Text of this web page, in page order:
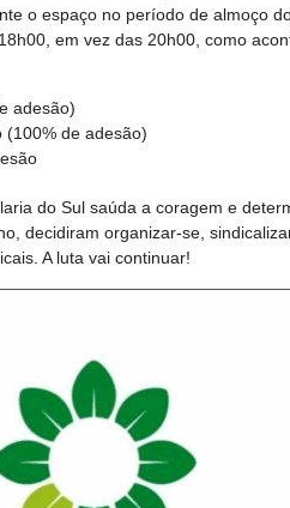
o espaço no período de almoço
em vez das 20h00, como
adesão)
(100% de adesão)
do Sul saúda a coragem e
decidiram organizar-se,
A luta vai continuar!